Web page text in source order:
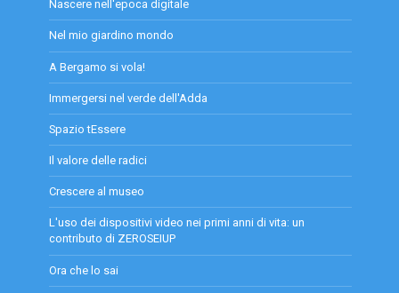
Nascere nell'epoca digitale
Nel mio giardino mondo
A Bergamo si vola!
Immergersi nel verde dell'Adda
Spazio tEssere
Il valore delle radici
Crescere al museo
L'uso dei dispositivi video nei primi anni di vita: un
contributo di ZEROSEIUP
Ora che lo sai